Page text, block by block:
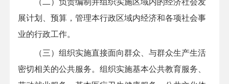
（二）负责编制并组织实施区域内的经济社会发
展计划、预算，管理本行政区域内经济和各项社会事
业的行政工作。
（三）组织实施直接面向群众、与群众生产生活
密切相关的公共服务。组织实施基本公共教育服务、